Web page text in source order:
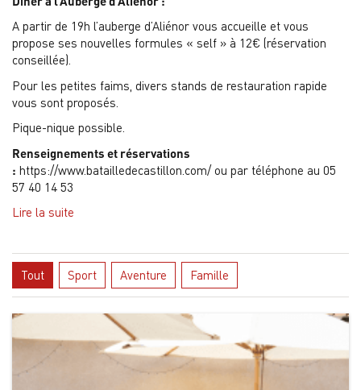
A partir de 19h l’auberge d’Aliénor vous accueille et vous
propose ses nouvelles formules « self » à 12€ (réservation
conseillée).
Pour les petites faims, divers stands de restauration rapide
vous sont proposés.
Pique-nique possible.
Renseignements et réservations
: https://www.batailledecastillon.com/ ou par téléphone au 05
57 40 14 53
Lire la suite
Tout Sport Aventure Famille